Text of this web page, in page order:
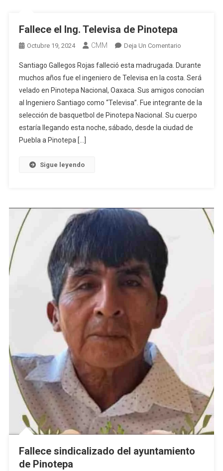
Fallece el Ing. Televisa de Pinotepa
Octubre 19, 2024 CMM Deja Un ComentarioEn
El
Ing.
Televisa
De
Pinotepa
Santiago Gallegos Rojas falleció esta madrugada. Durante
muchos años fue el ingeniero de Televisa en la costa. Será
velado en Pinotepa Nacional, Oaxaca. Sus amigos conocían
al Ingeniero Santiago como “Televisa”. Fue integrante de la
selección de basquetbol de Pinotepa Nacional. Su cuerpo
estaría llegando esta noche, sábado, desde la ciudad de
Puebla a Pinotepa […]
Sigue leyendo
Fallece sindicalizado del ayuntamiento
de Pinotepa